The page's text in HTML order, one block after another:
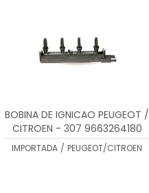
BOBINA DE IGNICAO PEUGEOT /
CITROEN - 307 9663264180
IMPORTADA / PEUGEOT/CITROEN